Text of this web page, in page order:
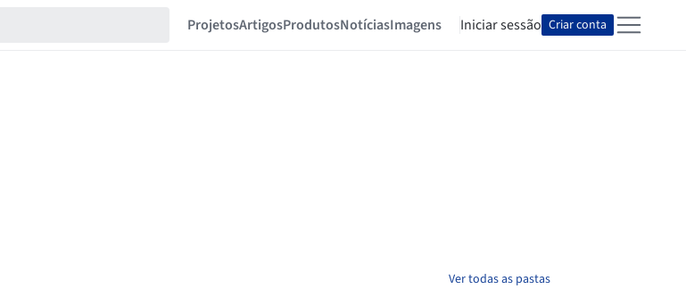
ProjetosArtigosProdutosNotíciasImagens Iniciar sessão Criar conta
Ver todas as pastas